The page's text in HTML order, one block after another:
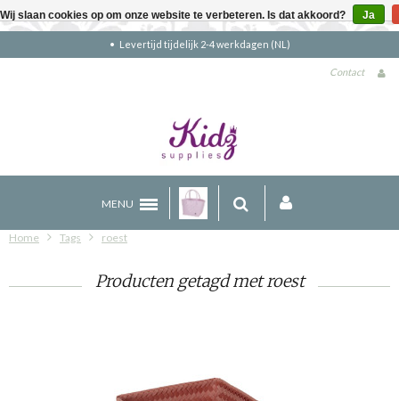
Levertijd tijdelijk 2-4 werkdagen (NL)
Contact
MENU
Home Tags roest
Producten getagd met roest
Wij slaan cookies op om onze website te verbeteren. Is dat akkoord? Ja